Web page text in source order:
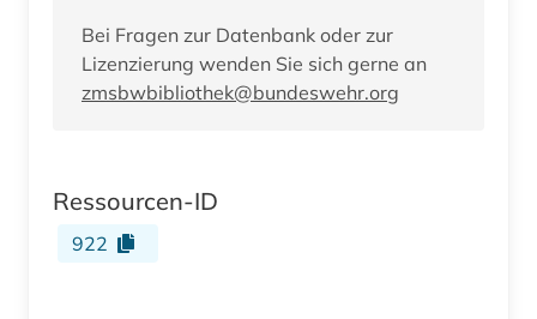
Bei Fragen zur Datenbank oder zur
Lizenzierung wenden Sie sich gerne an
zmsbwbibliothek@bundeswehr.org
Ressourcen-ID
922